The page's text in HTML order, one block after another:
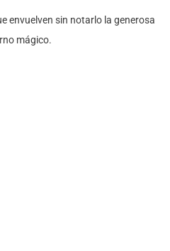
envuelven sin notarlo la generosa
mágico.